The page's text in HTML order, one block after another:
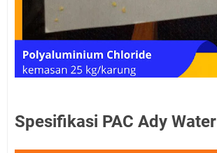
Spesifikasi PAC Ady Water